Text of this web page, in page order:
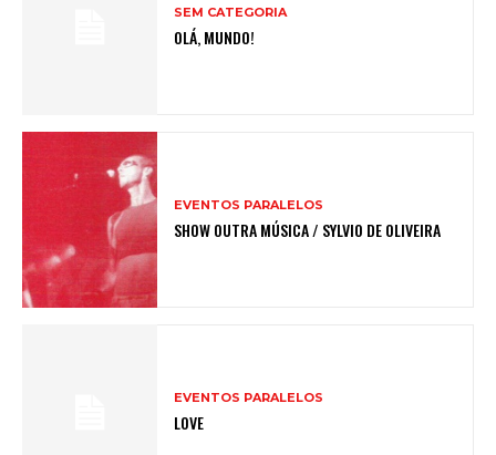
SEM CATEGORIA
OLÁ, MUNDO!
EVENTOS PARALELOS
SHOW OUTRA MÚSICA / SYLVIO DE OLIVEIRA
EVENTOS PARALELOS
LOVE